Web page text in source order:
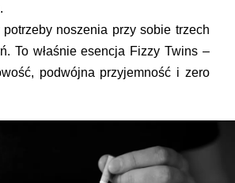
noszenia przy sobie trzech
To właśnie esencja Fizzy Twins –
podwójna przyjemność i zero